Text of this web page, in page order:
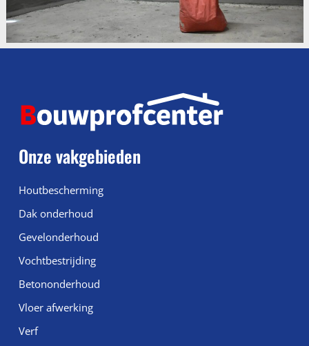
Onze vakgebieden
Houtbescherming
Dak onderhoud
Gevelonderhoud
Vochtbestrijding
Betononderhoud
Vloer afwerking
Verf